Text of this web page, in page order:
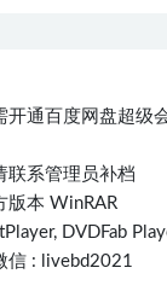
开通百度网盘超级
联系管理员补档
版本 WinRAR
DVDFab
信 : livebd2021